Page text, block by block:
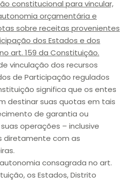
constitucional para vincular,
orçamentária e
sobre receitas provenientes
dos Estados e dos
art. 159 da Constituição.
vinculação dos recursos
de Participação regulados
significa que os entes
destinar suas quotas em tais
de garantia ou
operações – inclusive
diretamente com as
consagrada no art.
os Estados, Distrito